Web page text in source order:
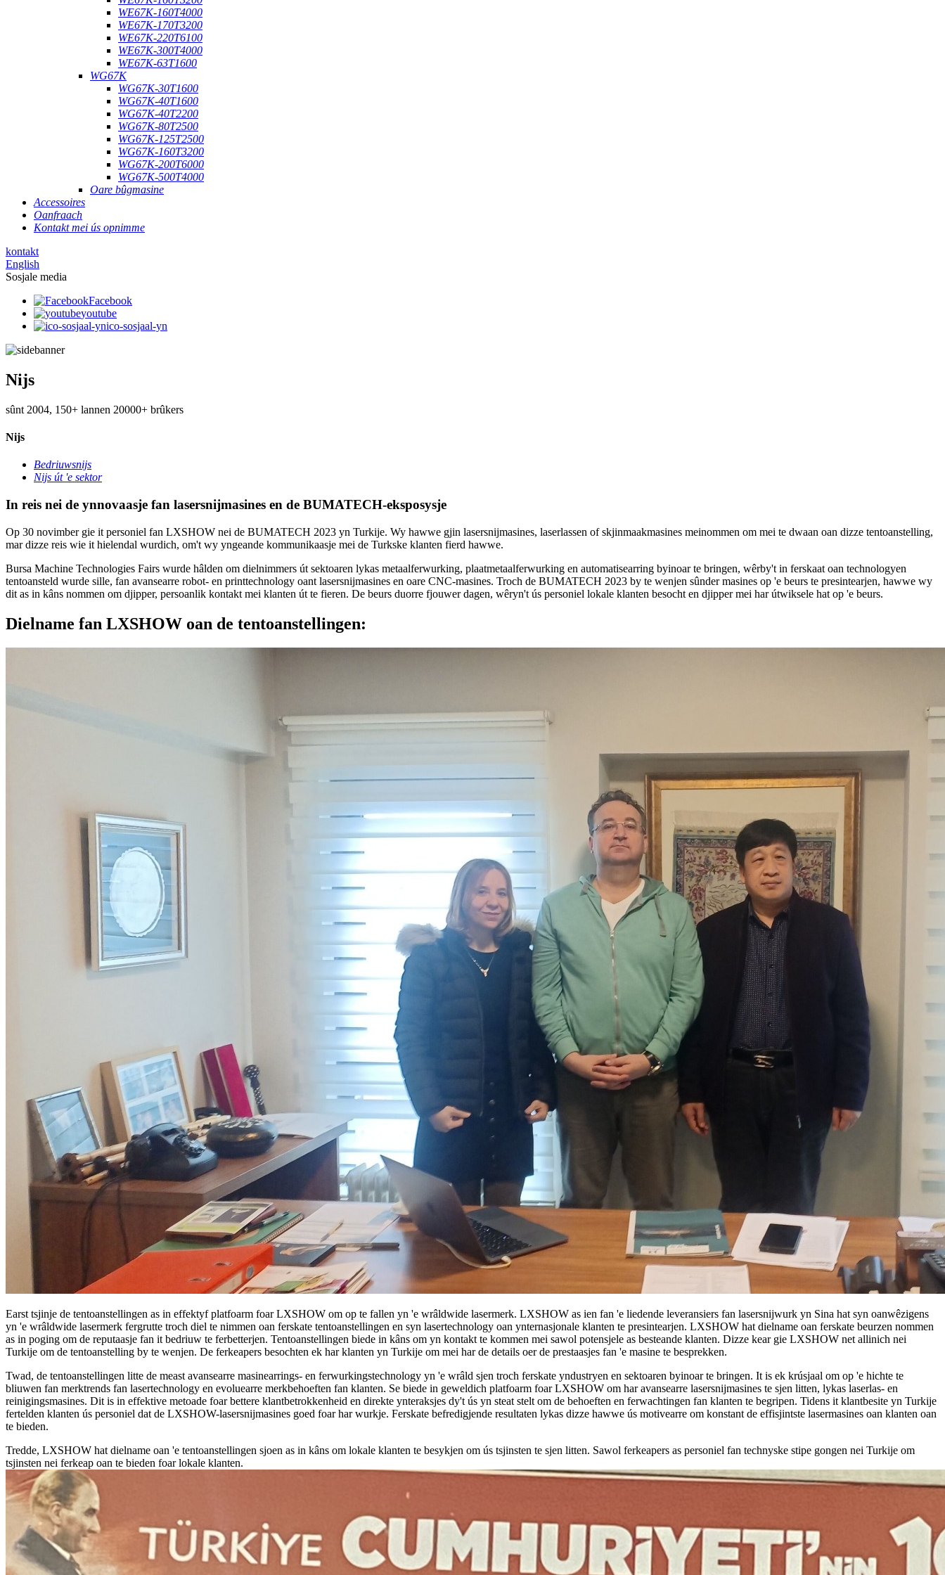
WE67K-160T4000
WE67K-170T3200
WE67K-220T6100
WE67K-300T4000
WE67K-63T1600
WG67K
WG67K-30T1600
WG67K-40T1600
WG67K-40T2200
WG67K-80T2500
WG67K-125T2500
WG67K-160T3200
WG67K-200T6000
WG67K-500T4000
Oare bûgmasine
Accessoires
Oanfraach
Kontakt mei ús opnimme
kontakt
English
Sosjale media
Facebook
youtube
ico-sosjaal-yn
Nijs
sûnt 2004, 150+ lannen 20000+ brûkers
Nijs
Bedriuwsnijs
Nijs út 'e sektor
In reis nei de ynnovaasje fan lasersnijmasines en de BUMATECH-eksposysje
Op 30 novimber gie it personiel fan LXSHOW nei de BUMATECH 2023 yn Turkije. Wy hawwe gjin lasersnijmasines, laserlassen of skjinmaakmasines meinommen om mei te dwaan oan dizze tentoanstelling,
mar dizze reis wie it hielendal wurdich, om't wy yngeande kommunikaasje mei de Turkske klanten fierd hawwe.
Bursa Machine Technologies Fairs wurde hâlden om dielnimmers út sektoaren lykas metaalferwurking, plaatmetaalferwurking en automatisearring byinoar te bringen, wêrby't in ferskaat oan technologyen
tentoansteld wurde sille, fan avansearre robot- en printtechnology oant lasersnijmasines en oare CNC-masines. Troch de BUMATECH 2023 by te wenjen sûnder masines op 'e beurs te presintearjen, hawwe wy
dit as in kâns nommen om djipper, persoanlik kontakt mei klanten út te fieren. De beurs duorre fjouwer dagen, wêryn't ús personiel lokale klanten besocht en djipper mei har útwiksele hat op 'e beurs.
Dielname fan LXSHOW oan de tentoanstellingen:
Earst tsjinje de tentoanstellingen as in effektyf platfoarm foar LXSHOW om op te fallen yn 'e wrâldwide lasermerk. LXSHOW as ien fan 'e liedende leveransiers fan lasersnijwurk yn Sina hat syn oanwêzigens
yn 'e wrâldwide lasermerk fergrutte troch diel te nimmen oan ferskate tentoanstellingen en syn lasertechnology oan ynternasjonale klanten te presintearjen. LXSHOW hat dielname oan ferskate beurzen nommen
as in poging om de reputaasje fan it bedriuw te ferbetterjen. Tentoanstellingen biede in kâns om yn kontakt te kommen mei sawol potensjele as besteande klanten. Dizze kear gie LXSHOW net allinich nei
Turkije om de tentoanstelling by te wenjen. De ferkeapers besochten ek har klanten yn Turkije om mei har de details oer de prestaasjes fan 'e masine te besprekken.
Twad, de tentoanstellingen litte de meast avansearre masinearrings- en ferwurkingstechnology yn 'e wrâld sjen troch ferskate yndustryen en sektoaren byinoar te bringen. It is ek krúsjaal om op 'e hichte te
bliuwen fan merktrends fan lasertechnology en evoluearre merkbehoeften fan klanten. Se biede in geweldich platfoarm foar LXSHOW om har avansearre lasersnijmasines te sjen litten, lykas laserlas- en
reinigingsmasines. Dit is in effektive metoade foar bettere klantbetrokkenheid en direkte ynteraksjes dy't ús yn steat stelt om de behoeften en ferwachtingen fan klanten te begripen. Tidens it klantbesite yn Turkije
fertelden klanten ús personiel dat de LXSHOW-lasersnijmasines goed foar har wurkje. Ferskate befredigjende resultaten lykas dizze hawwe ús motivearre om konstant de effisjintste lasermasines oan klanten oan
te bieden.
Tredde, LXSHOW hat dielname oan 'e tentoanstellingen sjoen as in kâns om lokale klanten te besykjen om ús tsjinsten te sjen litten. Sawol ferkeapers as personiel fan technyske stipe gongen nei Turkije om
tsjinsten nei ferkeap oan te bieden foar lokale klanten.